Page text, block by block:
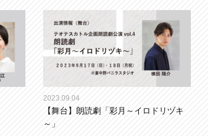
2023.09.04
【舞台】朗読劇「彩月～イロドリヅキ
～」